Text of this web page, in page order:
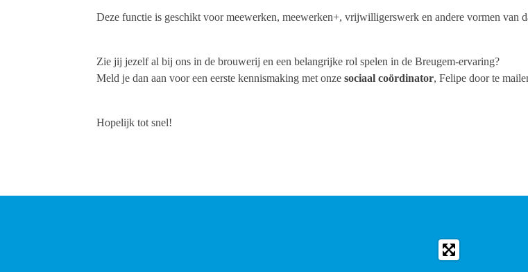
Deze functie is geschikt voor meewerken, meewerken+, vrijwilligerswerk en andere vormen van
Zie jij jezelf al bij ons in de brouwerij en een belangrijke rol spelen in de Breugem-ervaring?
Meld je dan aan voor een eerste kennismaking met onze sociaal coördinator, Felipe door te
Hopelijk tot snel!